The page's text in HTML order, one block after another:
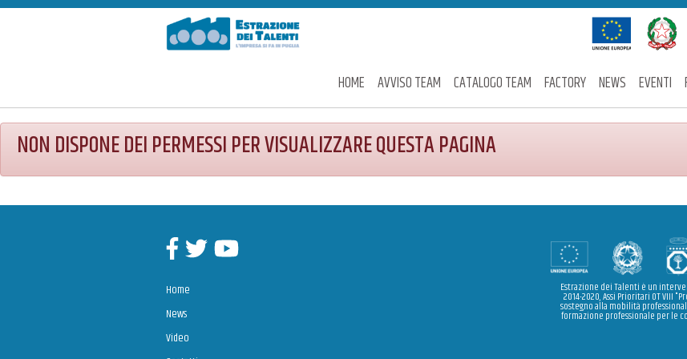
Estrazione dei Talenti
HOME AVVISO TEAM CATALOGO TEAM FACTORY NEWS EVENTI
NON DISPONE DEI PERMESSI PER VISUALIZZARE QUESTA PAGINA
Facebook
Twitter Youtube
Home
News
Video
Estrazione dei Talenti è un
2014-2020, Assi Prioritari OT VIII
sostegno alla mobilità
formazione professionale per le